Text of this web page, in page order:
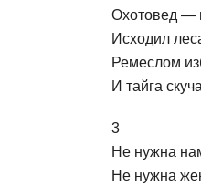
Охотовед —
Исходил
Ремеслом
И тайга
3
Не нужна
Не нужна